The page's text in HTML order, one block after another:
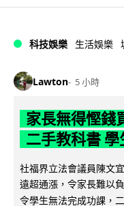
科技娛樂 生活娛樂
Lawton 5 小時
家長無得慳錢
二手教科書
社福界立法會議員陳文
遠超通漲，令家長難以
令學生無法完成功課，